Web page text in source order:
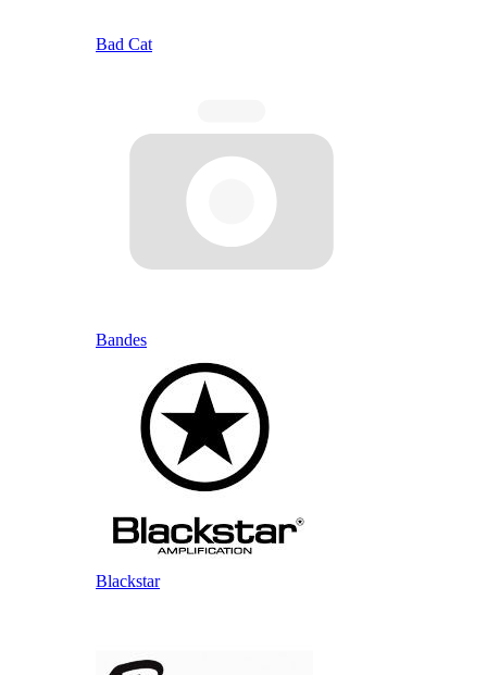
Bad Cat
Bandes
Blackstar